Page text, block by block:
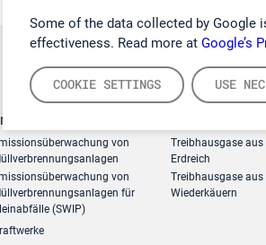
Some of the data collected by Google
effectiveness. Read more at Google’s
COOKIE SETTINGS USE
von
von
für
(SWIP)
Treibhausgase aus
Erdreich
Treibhausgase aus
Wiederkäuern